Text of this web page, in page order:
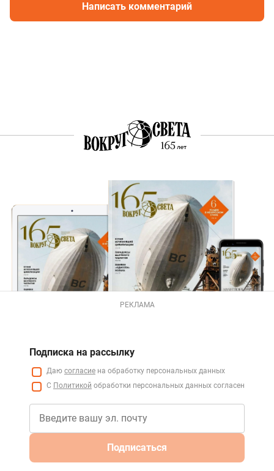
Написать комментарий
РЕКЛАМА
Подписка на рассылку
Даю согласие на обработку персональных данных
С Политикой обработки персональных данных согласен
Подписаться